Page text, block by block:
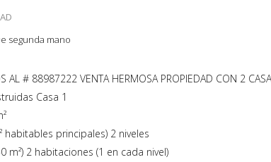
segunda mano
AL # 88987222 VENTA HERMOSA PROPIEDAD CON 2
Casa 1
habitables principales) 2 niveles
m²) 2 habitaciones (1 en cada nivel)